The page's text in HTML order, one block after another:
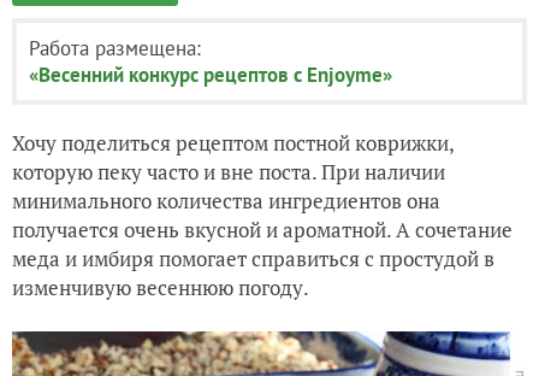
Работа размещена:
«Весенний конкурс рецептов с Enjoyme»
Хочу поделиться рецептом постной коврижки,
которую пеку часто и вне поста. При наличии
минимального количества ингредиентов она
получается очень вкусной и ароматной. А сочетание
меда и имбиря помогает справиться с простудой в
изменчивую весеннюю погоду.